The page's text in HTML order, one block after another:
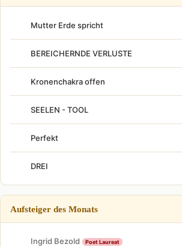
Mutter Erde spricht
BEREICHERNDE VERLUSTE
Kronenchakra offen
SEELEN - TOOL
Perfekt
DREI
Aufsteiger des Monats
Ingrid Bezold Poet Laureat